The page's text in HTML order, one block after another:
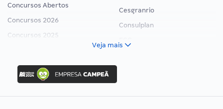
Concursos Abertos
Concursos 2026
Concursos 2025
Concurso Ibama
Concurso MPU
Editais publicados
Cesgranrio
Consulplan
Veja mais